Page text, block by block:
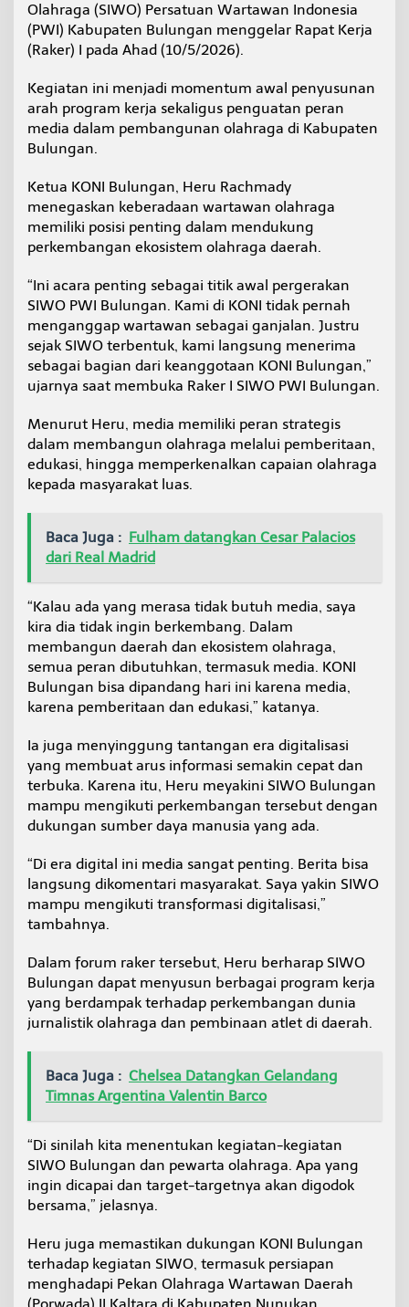
t
i
k
A
a
l
P
u
a
t
n
e
r
a
W
a
r
a
a
n
O
h
r
a
g
Olahraga (SIWO) Persatuan Wartawan Indonesia
(PWI) Kabupaten Bulungan menggelar Rapat Kerja
(Raker) I pada Ahad (10/5/2026).
Kegiatan ini menjadi momentum awal penyusunan
arah program kerja sekaligus penguatan peran
media dalam pembangunan olahraga di Kabupaten
Bulungan.
Ketua KONI Bulungan, Heru Rachmady
menegaskan keberadaan wartawan olahraga
memiliki posisi penting dalam mendukung
perkembangan ekosistem olahraga daerah.
“Ini acara penting sebagai titik awal pergerakan
SIWO PWI Bulungan. Kami di KONI tidak pernah
menganggap wartawan sebagai ganjalan. Justru
sejak SIWO terbentuk, kami langsung menerima
sebagai bagian dari keanggotaan KONI Bulungan,”
ujarnya saat membuka Raker I SIWO PWI Bulungan.
Menurut Heru, media memiliki peran strategis
dalam membangun olahraga melalui pemberitaan,
edukasi, hingga memperkenalkan capaian olahraga
kepada masyarakat luas.
Baca Juga : Fulham datangkan Cesar Palacios
dari Real Madrid
“Kalau ada yang merasa tidak butuh media, saya
kira dia tidak ingin berkembang. Dalam
membangun daerah dan ekosistem olahraga,
semua peran dibutuhkan, termasuk media. KONI
Bulungan bisa dipandang hari ini karena media,
karena pemberitaan dan edukasi,” katanya.
Ia juga menyinggung tantangan era digitalisasi
yang membuat arus informasi semakin cepat dan
terbuka. Karena itu, Heru meyakini SIWO Bulungan
mampu mengikuti perkembangan tersebut dengan
dukungan sumber daya manusia yang ada.
“Di era digital ini media sangat penting. Berita bisa
langsung dikomentari masyarakat. Saya yakin SIWO
mampu mengikuti transformasi digitalisasi,”
tambahnya.
Dalam forum raker tersebut, Heru berharap SIWO
Bulungan dapat menyusun berbagai program kerja
yang berdampak terhadap perkembangan dunia
jurnalistik olahraga dan pembinaan atlet di daerah.
Baca Juga : Chelsea Datangkan Gelandang
Timnas Argentina Valentin Barco
“Di sinilah kita menentukan kegiatan-kegiatan
SIWO Bulungan dan pewarta olahraga. Apa yang
ingin dicapai dan target-targetnya akan digodok
bersama,” jelasnya.
Heru juga memastikan dukungan KONI Bulungan
terhadap kegiatan SIWO, termasuk persiapan
menghadapi Pekan Olahraga Wartawan Daerah